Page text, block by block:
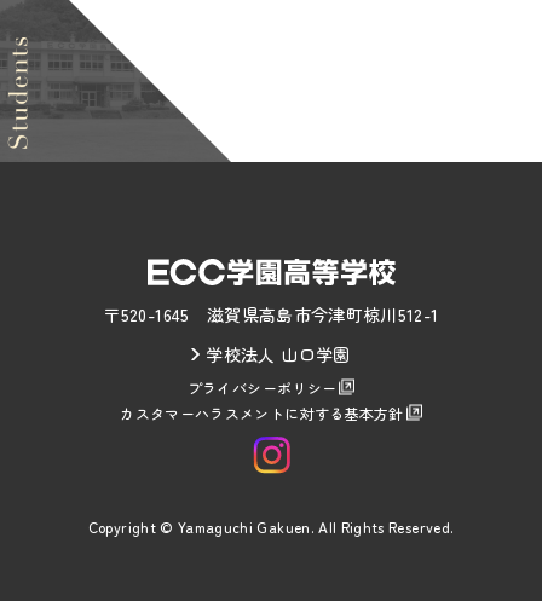
〒520-1645 滋賀県高島市今津町椋川512-1
Copyright © Yamaguchi Gakuen. All Rights Reserved.
学校法人 山口学園
プライバシーポリシー
カスタマーハラスメントに対する基本方針